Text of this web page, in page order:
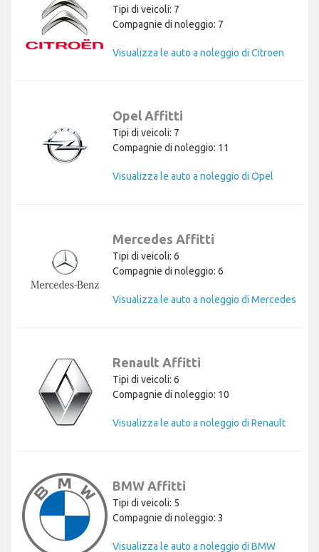
Tipi di veicoli: 7
Compagnie di noleggio: 7
Visualizza le auto a noleggio di Citroen
Opel Affitti
Tipi di veicoli: 7
Compagnie di noleggio: 11
Visualizza le auto a noleggio di Opel
Mercedes Affitti
Tipi di veicoli: 6
Compagnie di noleggio: 6
Visualizza le auto a noleggio di Mercedes
Renault Affitti
Tipi di veicoli: 6
Compagnie di noleggio: 10
Visualizza le auto a noleggio di Renault
BMW Affitti
Tipi di veicoli: 5
Compagnie di noleggio: 3
Visualizza le auto a noleggio di BMW